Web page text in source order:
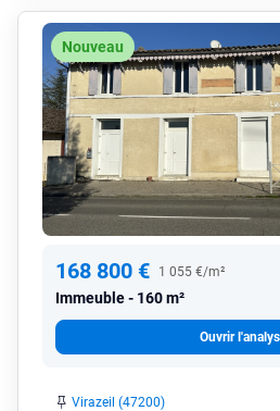
Nouveau
168 800 € 1 055 €/m²
Immeuble 160 m²
Ouvrir
Virazeil (47200)